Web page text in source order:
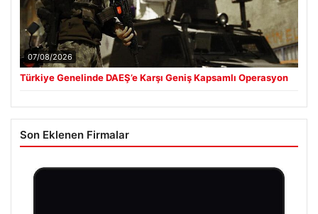
07/08/2026
Türkiye Genelinde DAEŞ’e Karşı Geniş Kapsamlı Operasyon
Son Eklenen Firmalar